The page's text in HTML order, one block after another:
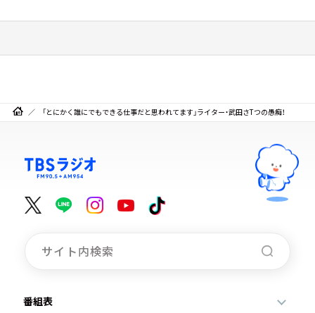
「とにかく誰にでもできる仕事だと思われてます」ライター・武田さTつの愚痴！
番組表